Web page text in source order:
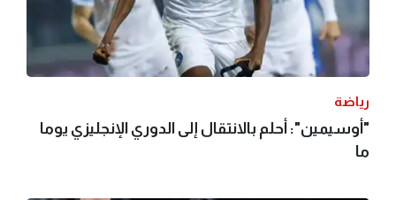
رياضة
"أوسيمين": أحلم بالانتقال إلى الدوري الإنجليزي يوما
ما